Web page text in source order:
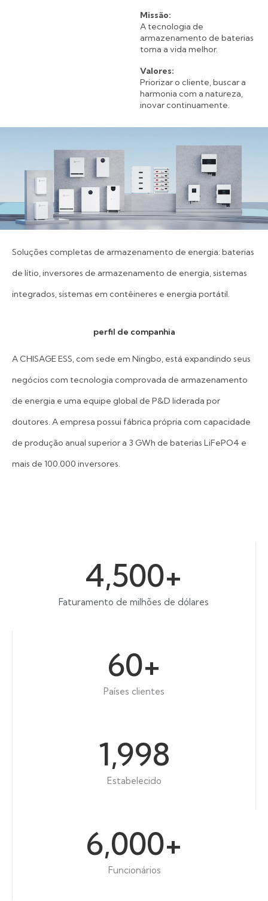
Missão:
A tecnologia de
armazenamento de baterias
torna a vida melhor.
Valores:
Priorizar o cliente, buscar a
harmonia com a natureza,
inovar continuamente.
Soluções completas de armazenamento de energia: baterias
de lítio, inversores de armazenamento de energia, sistemas
integrados, sistemas em contêineres e energia portátil.
perfil de companhia
A CHISAGE ESS, com sede em Ningbo, está expandindo seus
negócios com tecnologia comprovada de armazenamento
de energia e uma equipe global de P&D liderada por
doutores. A empresa possui fábrica própria com capacidade
de produção anual superior a 3 GWh de baterias LiFePO4 e
mais de 100.000 inversores.
Faturamento de milhões de dólares
4,500+
Países clientes
60+
Estabelecido
1,998
Funcionários
6,000+